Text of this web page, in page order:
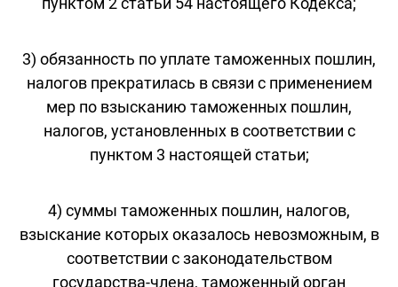
3) обязанность по уплате таможенных пошлин,
налогов прекратилась в связи с применением
мер по взысканию таможенных пошлин,
налогов, установленных в соответствии с
пунктом 3 настоящей статьи;
4) суммы таможенных пошлин, налогов,
взыскание которых оказалось невозможным, в
соответствии с законодательством
государства-члена, таможенный орган